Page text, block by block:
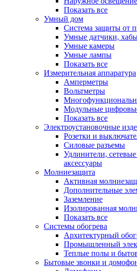
Показать все
Умный дом
Система защиты от
Умные датчики,
Умные камеры
Умные лампы
Показать все
Измерительная аппаратура
Амперметры
Вольтметры
Модульные
Показать все
Электроустановочные
Розетки и
Силовые разъемы
Удлинители,
аксессуары
Молниезащита
Активная
Дополнительные
Заземление
Изолированная
Показать все
Системы обогрева
Архитектурный
Промышленный
Теплые полы и
Бытовые звонки и